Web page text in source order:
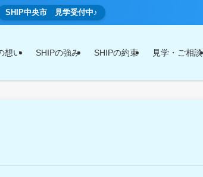
SHIP中央市 見学受付中♪
想い SHIPの強み SHIPの約束 見学・ご相談